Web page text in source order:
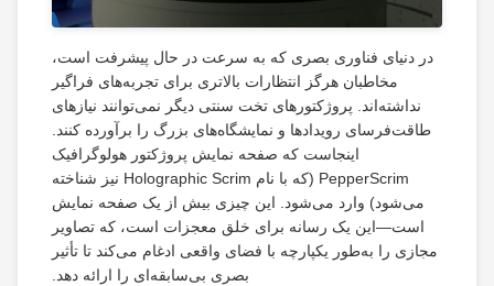
در دنیای فناوری بصری که به سرعت در حال پیشرفت است،
مخاطبان هرگز انتظارات بالاتری برای تجربه‌های فراگیر
نداشته‌اند. پروژکتورهای تخت سنتی دیگر نمی‌توانند نیازهای
طاقت‌فرسای رویدادها و نمایشگاه‌های بزرگ را برآورده کنند.
اینجاست که صفحه نمایش پروژکتور هولوگرافیک
PepperScrim (که با نام Holographic Scrim نیز شناخته
می‌شود) وارد می‌شود. این چیزی بیش از یک صفحه نمایش
است—این یک رسانه برای خلق معجزات است، که تصاویر
مجازی را به‌طور یکپارچه با فضای واقعی ادغام می‌کند تا تأثیر
بصری بی‌سابقه‌ای را ارائه دهد.